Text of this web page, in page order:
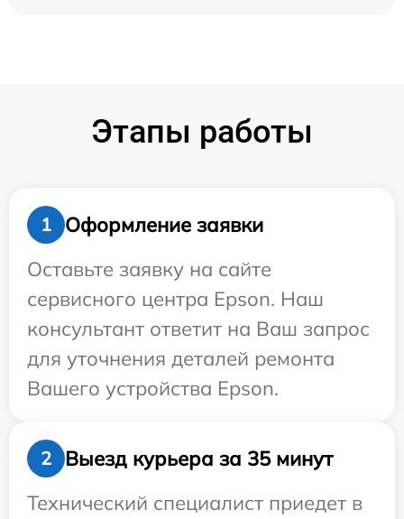
Этапы работы
1
Оформление заявки
Оставьте заявку на сайте
сервисного центра Epson. Наш
консультант ответит на Ваш запрос
для уточнения деталей ремонта
Вашего устройства Epson.
2
Выезд курьера за 35 минут
Технический специалист приедет в